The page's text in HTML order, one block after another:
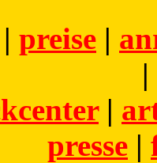
| preise |
|
|
presse |